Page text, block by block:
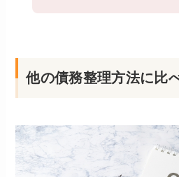
他の債務整理方法に比